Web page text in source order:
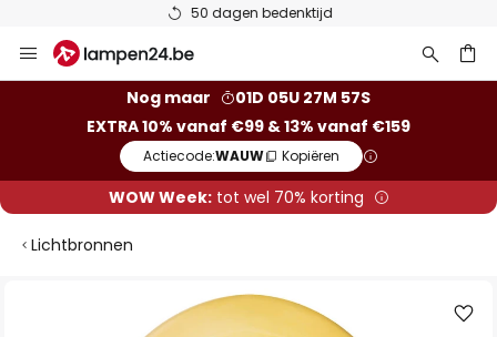
50 dagen bedenktijd
naar
Nog maar
01D 05U 27M 57S
EXTRA 10% vanaf €99 & 13% vanaf €159
Actiecode:WAUW Kopiëren
WOW Week:tot wel 70% korting
Lichtbronnen